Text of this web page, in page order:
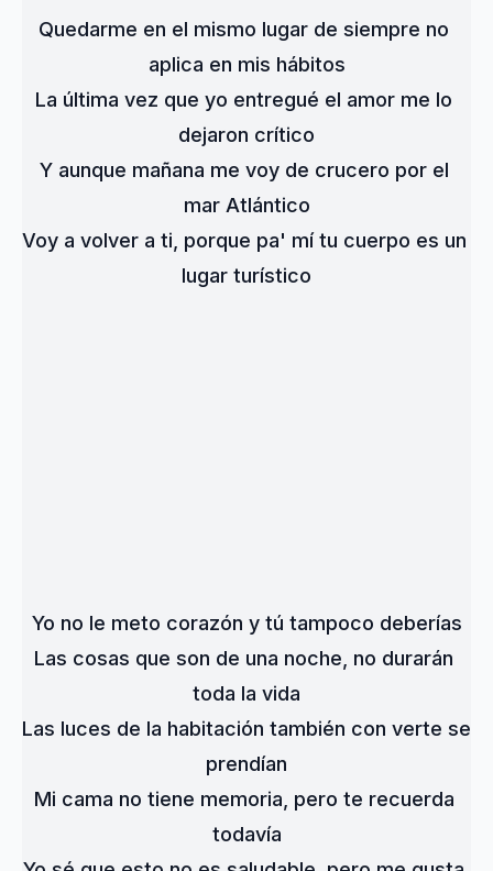
Quedarme en el mismo lugar de siempre no
aplica en mis hábitos
La última vez que yo entregué el amor me lo
dejaron crítico
Y aunque mañana me voy de crucero por el
mar Atlántico
Voy a volver a ti, porque pa' mí tu cuerpo es un
lugar turístico
Yo no le meto corazón y tú tampoco deberías
Las cosas que son de una noche, no durarán
toda la vida
Las luces de la habitación también con verte se
prendían
Mi cama no tiene memoria, pero te recuerda
todavía